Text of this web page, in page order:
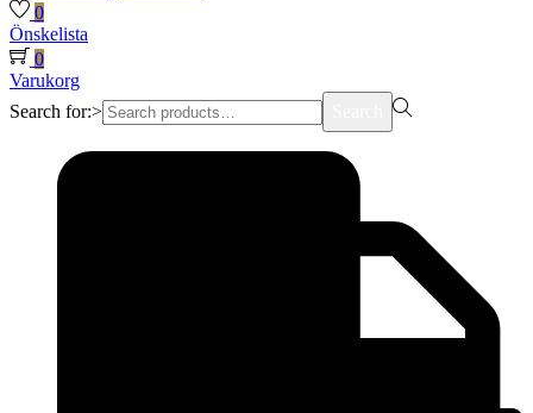
0
Önskelista
0
Varukorg
Search for:>